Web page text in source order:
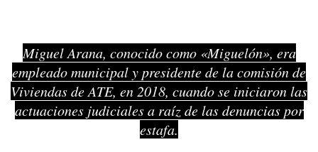
Miguel Arana, conocido como «Miguelón», era
empleado municipal y presidente de la comisión de
Viviendas de ATE, en 2018, cuando se iniciaron las
actuaciones judiciales a raíz de las denuncias por
estafa.